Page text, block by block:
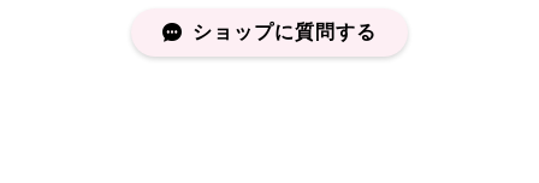
ショップに質問する